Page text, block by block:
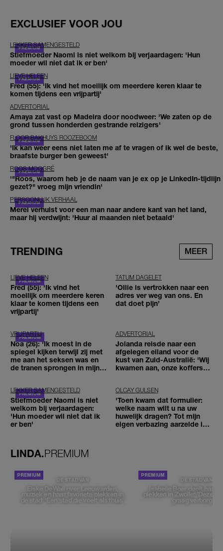
EXCLUSIEF VOOR JOU
LEKKER SAMENGESTELD
Stiefmoeder Naomi is niet welkom bij verjaardagen: 'Hun
moeder wil niet dat ik er ben'
LIEVE HELEEN
Fred (55): 'Ik vind het moeilijk om meerdere keren klaar te
komen tijdens een vrijpartij'
ADVERTORIAL
Amaya zat vast op Madeira door noodweer: 'We zaten op de
grond tussen honderden gestrande reizigers'
FLOOR BAKHUYS ROOZEBOOM
'Ik kan weer eens niet laten me af te vragen of ik wel de beste,
braafste burger ben geweest'
ROOS MOGGRÉ
'"Roos, waarom heb je de naam van je ex op je LinkedIn-tijdlijn
gezet?" vroeg mijn vriendin'
PERSOONLIJK VERHAAL
Merel verhuist voor een man naar andere kant van het land,
maar hij verdwijnt: 'Huur al maanden niet betaald'
TRENDING MEER
LIEVE HELEEN
Fred (55): 'Ik vind het
moeilijk om meerdere keren
klaar te komen tijdens een
vrijpartij'
TATUM DAGELET
'Ollie is vertrokken naar een
adres ver weg van ons. En
dat doet pijn’
VRIJPARTIJ
Noa (26): 'Ik moest in de
spiegel kijken terwijl zij met
me aan het seksen was en
de tranen sprongen in mijn
ADVERTORIAL
Jolanda reisde naar een
afgelegen eiland voor de
kust van Zuid-Australië: 'Wij
kwamen aan, onze koffers
LEKKER SAMENGESTELD
Stiefmoeder Naomi is niet
welkom bij verjaardagen:
'Hun moeder wil niet dat ik
er ben'
OLCAY GULSEN
'Toen kwam dat formulier:
welke naam wilt u na uw
huwelijk dragen? Tot mijn
eigen verbazing aarzelde ik
LINDA.PREMIUM
DE STAD VAN
Elske DeWall over Leeuwarden,
muziek en haar favoriete plekken in
de stad: 'Een stad die voelt als thuis'
DE STAD VAN
Isabelle Boer deelt haar
plekken in Zwolle: 'Deze
graag verborgen'